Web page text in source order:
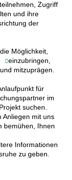
Zugriff
und ihre
der
Möglichkeit,
einzubringen,
mitzuprägen.
für
im
suchen.
Anliegen mit uns
bemühen, Ihnen
Informationen
zu geben.